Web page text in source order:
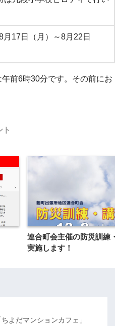
月17日（月）～8月22日
前6時30分です。その前にお
ト
連合町会主催の防災訓練
実施します！
よだマンションカフェ」